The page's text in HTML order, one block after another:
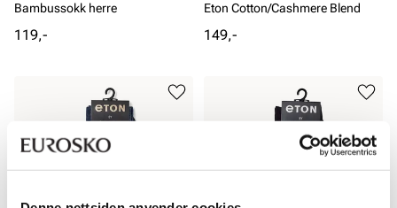
Bambussokk herre
Pris
119,-
Eton Cotton/Cashmere Blend
Pris
149,-